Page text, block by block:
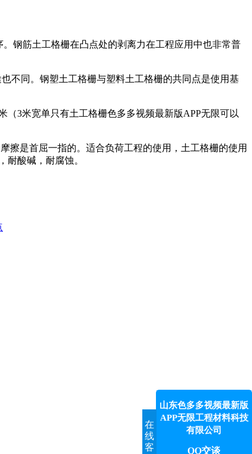
序。钢筋土工格栅在凸点处的剥离力在工程应用中也非常普
途也不同。钢塑土工格栅与塑料土工格栅的共同点是使用基
和3米（3米宽单只有土工格栅色多多视频最新版APP无限可以
摩擦是首屈一指的。适合负荷工程的使用，土工格栅的使用
，耐腐蚀。
在
线
客
山东色多多视频最新版
APP无限工程材料科技
有限公司
QQ交谈